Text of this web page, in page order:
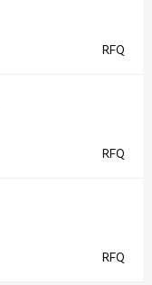
RFQ
RFQ
RFQ